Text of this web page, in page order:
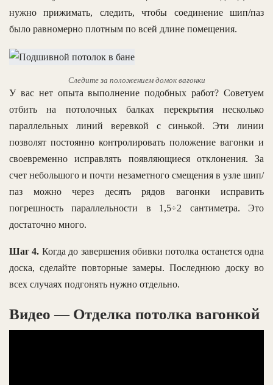
нужно прижимать, следить, чтобы соединение шип/паз
было равномерно плотным по всей длине помещения.
Следите за положением домок вагонки
У вас нет опыта выполнение подобных работ? Советуем
отбить на потолочных балках перекрытия несколько
параллельных линий веревкой с синькой. Эти линии
позволят постоянно контролировать положение вагонки и
своевременно исправлять появляющиеся отклонения. За
счет небольшого и почти незаметного смещения в узле шип/
паз можно через десять рядов вагонки исправить
погрешность параллельности в 1,5÷2 сантиметра. Это
достаточно много.
Шаг 4. Когда до завершения обивки потолка останется одна
доска, сделайте повторные замеры. Последнюю доску во
всех случаях подгонять нужно отдельно.
Видео — Отделка потолка вагонкой